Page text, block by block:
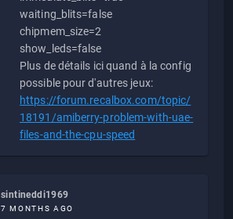
waiting_blits=false
chipmem_size=2
show_leds=false
Plus de détails ici quand à la config
possible pour d'autres jeux:
https://forum.recalbox.com/topic/
18191/amiberry-problem-with-uae-
files-and-the-cpu-speed
sintineddi1969
7 MONTHS AGO